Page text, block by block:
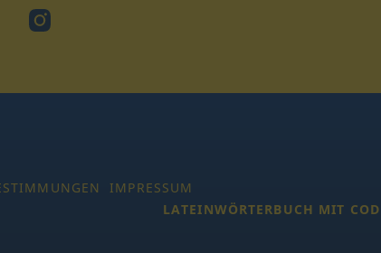
Instagram
IMPRESSUM
LATEINWÖRTERBUCH MIT